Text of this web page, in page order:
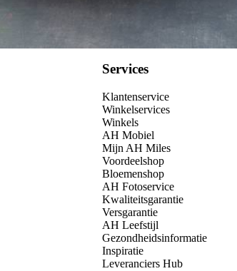
Services
Klantenservice
Winkelservices
Winkels
AH Mobiel
Mijn AH Miles
Voordeelshop
Bloemenshop
AH Fotoservice
Kwaliteitsgarantie
Versgarantie
AH Leefstijl
Gezondheidsinformatie
Inspiratie
Leveranciers Hub